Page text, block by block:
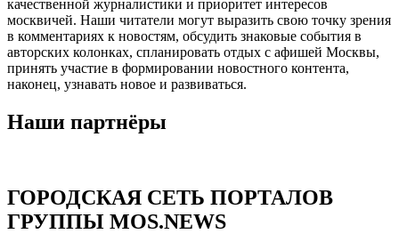
качественной журналистики и приоритет интересов
москвичей. Наши читатели могут выразить свою точку зрения
в комментариях к новостям, обсудить знаковые события в
авторских колонках, спланировать отдых с афишей Москвы,
принять участие в формировании новостного контента,
наконец, узнавать новое и развиваться.
Наши партнёры
ГОРОДСКАЯ СЕТЬ ПОРТАЛОВ
ГРУППЫ MOS.NEWS